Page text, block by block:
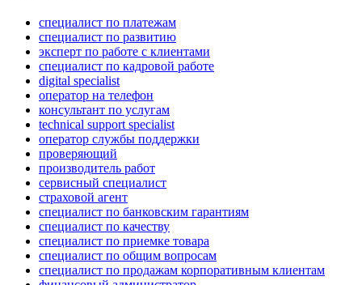
специалист по платежам
специалист по развитию
эксперт по работе с клиентами
специалист по кадровой работе
digital specialist
опeрaтoр нa тeлeфoн
консультант по услугам
technical support specialist
оператор службы поддержки
проверяющий
производитель работ
сервисный специалист
страховой агент
специалист по банковским гарантиям
специалист по качеству
специалист по приемке товара
специалист по общим вопросам
специалист по продажам корпоративным клиентам